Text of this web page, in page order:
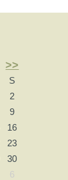
>>
S
2
9
16
23
30
6